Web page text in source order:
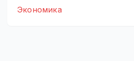
Экономика